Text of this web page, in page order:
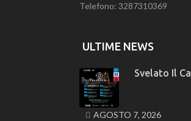
Telefono: 3287310369
ULTIME NEWS
Svelato Il
AGOSTO 7, 2026